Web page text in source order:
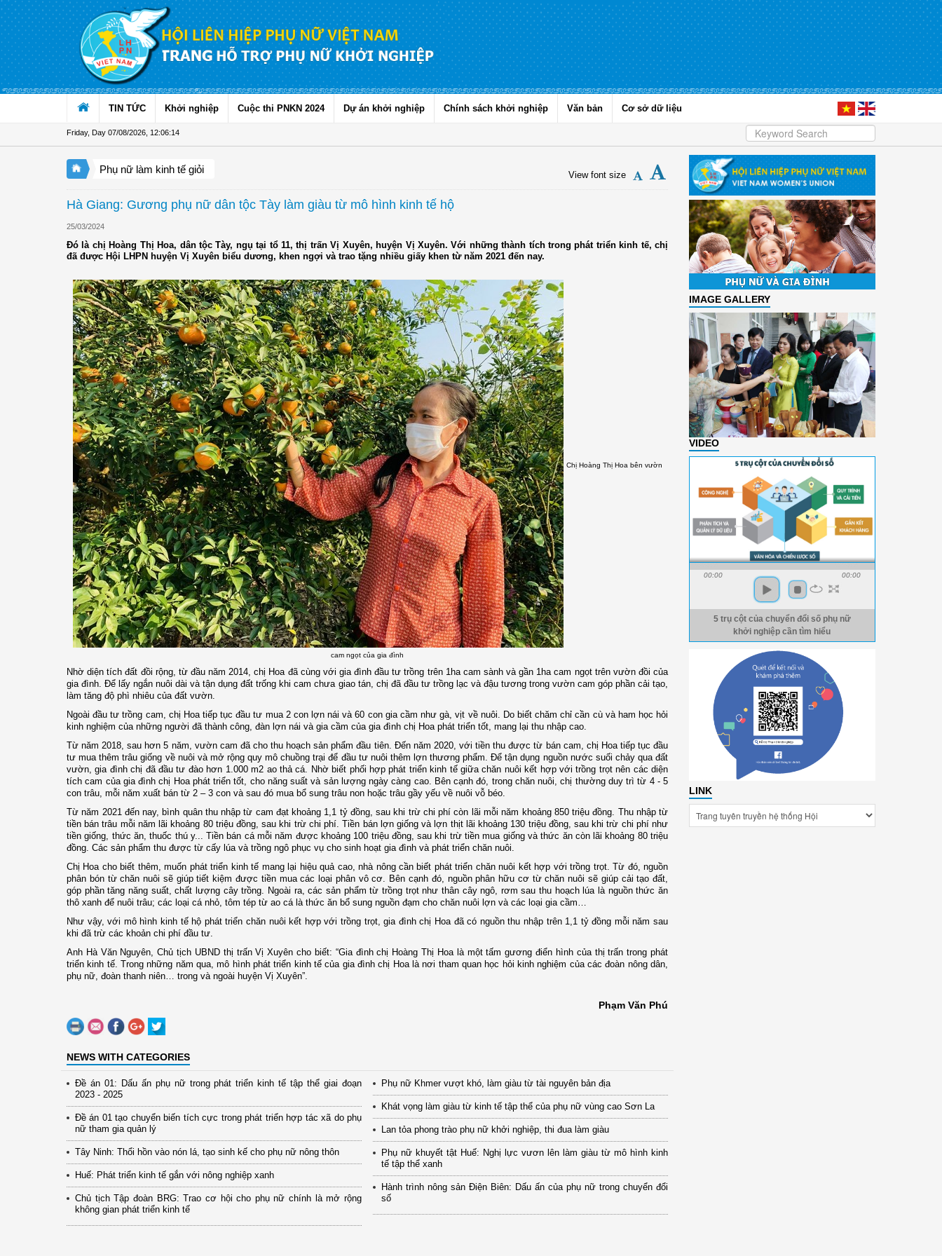
Skip to Content
TIN TỨC Khởi nghiệp Cuộc thi PNKN 2024 Dự án khởi nghiệp Chính sách khởi nghiệp Văn bản Cơ sở dữ liệu
Friday, Day 07/08/2026 12:06:14
Phụ nữ làm kinh tế giỏi View font size
Hà Giang: Gương phụ nữ dân tộc Tày làm giàu từ mô hình kinh tế hộ
25/03/2024
Đó là chị Hoàng Thị Hoa, dân tộc Tày, ngụ tại tổ 11, thị trấn Vị Xuyên, huyện Vị Xuyên. Với những thành tích trong phát triển kinh tế, chị
đã được Hội LHPN huyện Vị Xuyên biểu dương, khen ngợi và trao tặng nhiều giấy khen từ năm 2021 đến nay.
Chị Hoàng Thị Hoa bên vườn
cam ngọt của gia đình
Nhờ diện tích đất đồi rộng, từ đầu năm 2014, chị Hoa đã cùng với gia đình đầu tư trồng trên 1 hacam sành vàgần 1 ha cam ngọt trên vườn đồi của
gia đình. Để lấy ngắn nuôi dài và tận dụng đất trống khi cam chưa giao tán, chị đã đầu tư trồng lạc và đậu tương trong vườn cam góp phần cải tạo,
làm tăng độ phì nhiêu của đất vườn.
Ngoài đầu tư trồng cam, chị Hoa tiếp tục đầu tư mua 2conlợn nái và 60 con gia cầm như gà, vịt về nuôi. Do biết chăm chỉ cần cù và ham học hỏi
kinh nghiệm của những người đã thành công, đàn lợn nái và gia cầm của gia đình chị Hoa phát triển tốt mang lại thu nhập cao.
Từ năm 2018, sau hơn 5 năm, vườn cam đã cho thu hoạch sản phẩm đầu tiên. Đến năm 2020, vớitiền thu được từ bán cam, chị Hoa tiếp tục đầu
tư mua thêm trâu giống về nuôi và mở rộng quy mô chuồng trại để đầu tư nuôi thêm lợn thương phẩm. Để tận dụng nguồn nước suối chảy qua đất
vườn, gia đình chị đã đầu tư đào hơn 1 000 m2 ao thả cá. Nhờ biết phối hợp phát triển kinh tế giữa chăn nuôi kết hợp với trồng trọt nên các diện
tích cam của gia đình chị Hoa phát triển tốt, cho năng suất và sản lượng ngày càng cao. Bên cạnh đó, trong chăn nuôi, chị thường duy trì từ 4 - 5
con trâu, mỗi năm xuất bán từ 2 – 3 con và sau đó mua bổ sung trâu non hoặc trâu gầy yếu về nuôi vỗ béo.
Từ năm 2021 đến nay, bình quân thu nhập từ cam đạt khoảng 1,1 tỷ đồng, sau khi trừ chi phí còn lãi mỗi năm khoảng 850 triệu đồng. Thu nhập từ
tiền bán trâu mỗi nămlãikhoảng 80triệu đồng, sau khi trừ chi phí. Tiền bán lợn giống và lợn thịt lãi khoảng 130 triệu đồng, sau khi trừ chi phí như
tiền giống, thức ăn, thuốc thú y..
. Tiền bán cá mỗi năm được khoảng 100 triệu đồng, sau khi trừ tiền mua giống và thức ăn còn lãi khoảng 80 triệu
đồng. Các sản phẩm thu được từ cấy lúa và trồng ngô phục vụ cho sinh hoạt gia đình và phát triển chăn nuôi.
Chị Hoa cho biết thêm , muốn phát triển kinh tế mang lại hiệu quả cao, nhà nông cần biết phát triển chăn nuôi kết hợp với trồng trọt. Từ đó, nguồn
phân bón từ chăn nuôi sẽ giúp tiết kiệm được tiền mua các loại phân vô cơ. Bên cạnh đó, nguồn phân hữu cơ từ chăn nuôi sẽ giúp cải tạo đất,
góp phần tăng năng suất, chất lượng cây trồng. Ngoài ra, các sản phẩm từ trồng trọt như thân cây ngô, rơm sau thu hoạch lúa là nguồn thức ăn
thô xanh để nuôi trâu; các loại cá nhỏ, tôm tép từ ao cá là thức ăn bổ sung nguồn đạm cho chăn nuôi lợn và các loại gia cầm…
Như vậy, với mô hình kinh tế hộ phát triển chăn nuôi kết hợp với trồng trọt, gia đình chị Hoa đã có nguồn thu nhập trên 1,1 tỷ đồng mỗi năm sau
khi đã trừ các khoản chi phí đầu tư.
Anh Hà Văn Nguyên, Chủ tịch UBND thị trấn Vị Xuyên cho biết: “Gia đình chị Hoàng Thị Hoa là một tấm gương điển hình của thị trấn trong phát
triển kinh tế. Trong những năm qua, mô hình phát triển kinh tế của gia đình chị Hoa là nơi tham quan học hỏi kinh nghiệm của các đoàn nông dân,
phụ nữ, đoàn thanh niên…
trong và ngoài huyện Vị Xuyên”.
Phạm Văn Phú
NEWS WITH CATEGORIES
Đề án 01: Dấu ấn phụ nữ trong phát triển kinh tế tập thể giai đoạn
2023 - 2025
Đề án 01 tạo chuyển biến tích cực trong phát triển hợp tác xã do phụ
nữ tham gia quản lý
Tây Ninh: Thổi hồn vào nón lá, tạo sinh kế cho phụ nữ nông thôn
Huế: Phát triển kinh tế gắn với nông nghiệp xanh
Chủ tịch Tập đoàn BRG: Trao cơ hội cho phụ nữ chính là mở rộng
không gian phát triển kinh tế
Phụ nữ Khmer vượt khó, làm giàu từ tài nguyên bản địa
Khát vọng làm giàu từ kinh tế tập thể của phụ nữ vùng cao Sơn La
Lan tỏa phong trào phụ nữ khởi nghiệp, thi đua làm giàu
Phụ nữ khuyết tật Huế: Nghị lực vươn lên làm giàu từ mô hình kinh
tế tập thể xanh
Hành trình nông sản Điện Biên: Dấu ấn của phụ nữ trong chuyển đổi
số
IMAGE GALLERY
VIDEO
00:00 00:00
5 trụ cột của chuyển đổi số phụ nữ
khởi nghiệp cần tìm hiểu
LINK